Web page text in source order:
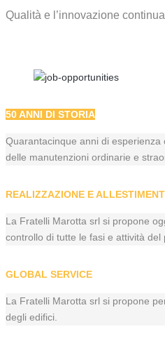
Qualità e l’innovazione
50 ANNI DI STORIA
Quarantacinque anni di
delle manutenzioni ordinarie e
REALIZZAZIONE E
La Fratelli Marotta srl si propone
controllo di tutte le fasi e attività
GLOBAL SERVICE
La Fratelli Marotta srl si propone
degli edifici.